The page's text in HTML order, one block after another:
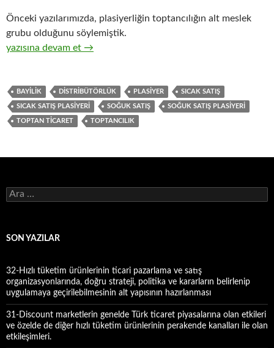
Önceki yazılarımızda, plasiyerliğin toptancılığın alt meslek
grubu olduğunu söylemiştik.
17-Hızlı tüketim ürünleri satıcısı, sıcak satış plasiyerliği ve
yazısına devam et →
BAYILIK DISTRIBÜTÖRLÜK PLASIYER SICAK SATIŞ
SICAK SATIŞ PLASIYERI SOĞUK SATIŞ SOĞUK SATIŞ PLASIYERI
TOPTAN TICARET TOPTANCILIK
A
r
a
SON YAZILAR
32-Hızlı tüketim ürünlerinin ticari pazarlama ve satış
organizasyonlarında, doğru strateji, politika ve kararların belirlenip
uygulamaya geçirilebilmesinin alt yapısının hazırlanması
31-Discount marketlerin genelde Türk ticaret piyasalarına olan etkileri
ve özelde de diğer hızlı tüketim ürünlerinin perakende kanalları ile olan
etkileşimleri.